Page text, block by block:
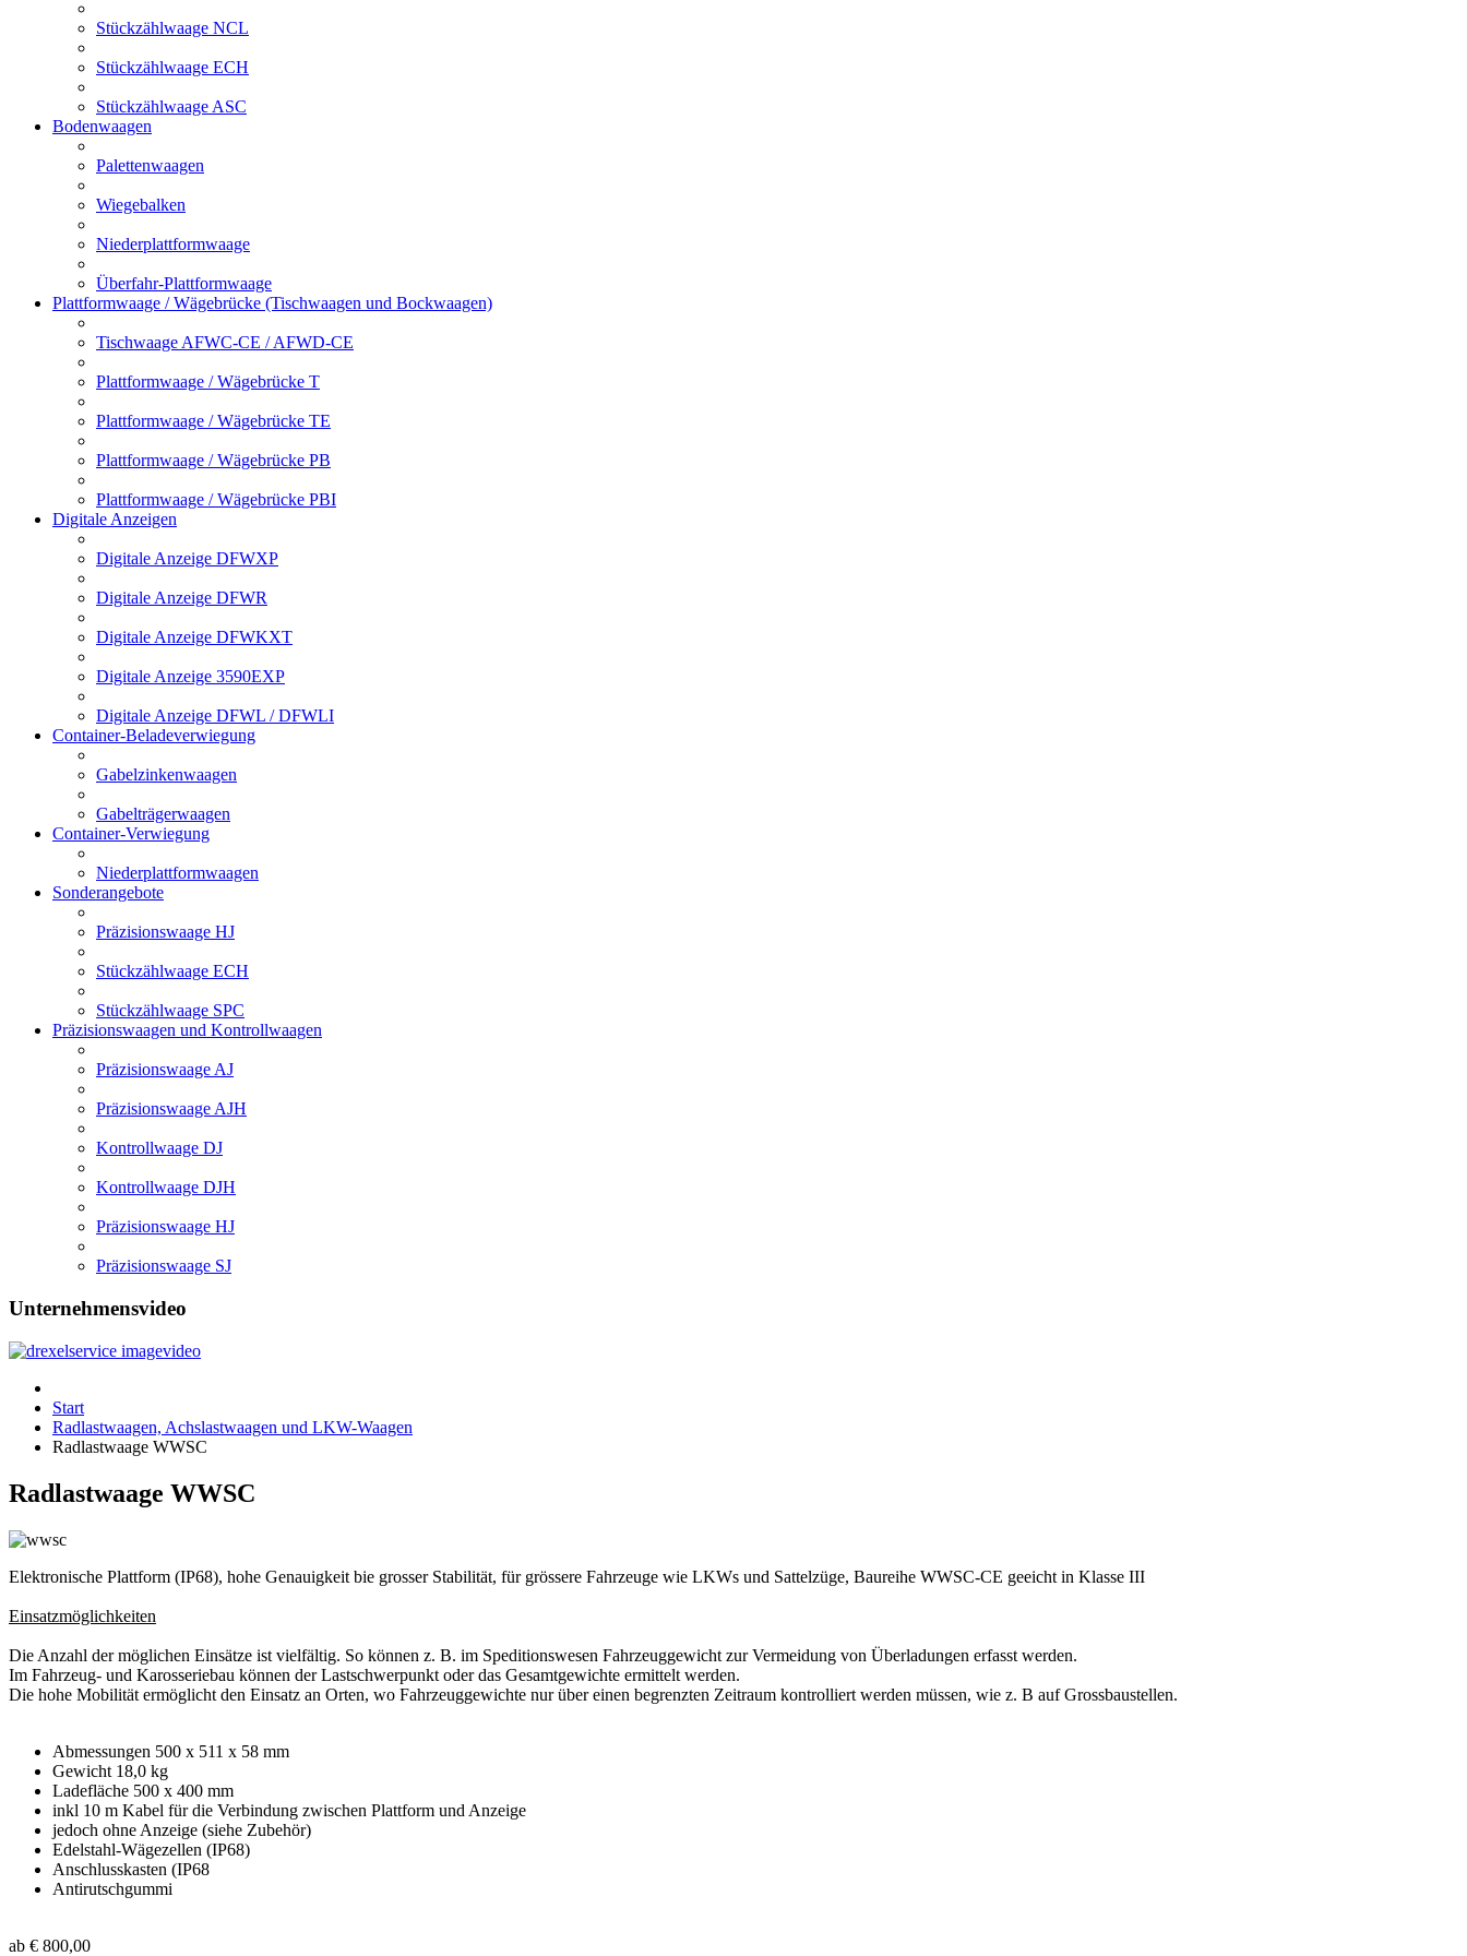
Stückzählwaage NCL
Stückzählwaage ECH
Stückzählwaage ASC
Bodenwaagen
Palettenwaagen
Wiegebalken
Niederplattformwaage
Überfahr-Plattformwaage
Plattformwaage / Wägebrücke (Tischwaagen und Bockwaagen)
Tischwaage AFWC-CE / AFWD-CE
Plattformwaage / Wägebrücke T
Plattformwaage / Wägebrücke TE
Plattformwaage / Wägebrücke PB
Plattformwaage / Wägebrücke PBI
Digitale Anzeigen
Digitale Anzeige DFWXP
Digitale Anzeige DFWR
Digitale Anzeige DFWKXT
Digitale Anzeige 3590EXP
Digitale Anzeige DFWL / DFWLI
Container-Beladeverwiegung
Gabelzinkenwaagen
Gabelträgerwaagen
Container-Verwiegung
Niederplattformwaagen
Sonderangebote
Präzisionswaage HJ
Stückzählwaage ECH
Stückzählwaage SPC
Präzisionswaagen und Kontrollwaagen
Präzisionswaage AJ
Präzisionswaage AJH
Kontrollwaage DJ
Kontrollwaage DJH
Präzisionswaage HJ
Präzisionswaage SJ
Unternehmensvideo
Start
Radlastwaagen, Achslastwaagen und LKW-Waagen
Radlastwaage WWSC
Radlastwaage WWSC
Elektronische Plattform (IP68), hohe Genauigkeit bie grosser Stabilität, für grössere Fahrzeuge wie LKWs und Sattelzüge, Baureihe WWSC-CE geeicht in Klasse III
Einsatzmöglichkeiten
Die Anzahl der möglichen Einsätze ist vielfältig. So können z. B. im Speditionswesen Fahrzeuggewicht zur Vermeidung von Überladungen erfasst werden.
Im Fahrzeug- und Karosseriebau können der Lastschwerpunkt oder das Gesamtgewichte ermittelt werden.
Die hohe Mobilität ermöglicht den Einsatz an Orten, wo Fahrzeuggewichte nur über einen begrenzten Zeitraum kontrolliert werden müssen, wie z. B auf Grossbaustellen.
Abmessungen 500 x 511 x 58 mm
Gewicht 18,0 kg
Ladefläche 500 x 400 mm
inkl 10 m Kabel für die Verbindung zwischen Plattform und Anzeige
jedoch ohne Anzeige (siehe Zubehör)
Edelstahl-Wägezellen (IP68)
Anschlusskasten (IP68
Antirutschgummi
ab € 800,00